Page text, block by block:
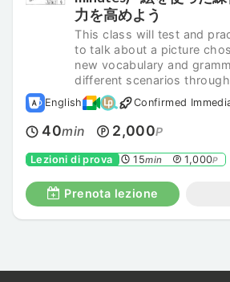
力を高めよう
This class will test and
to talk about a picture
new vocabulary and
different scenarios
English Confirmed
40min 2,000P
Lezioni di prova 15min 1,000P
Prenota lezione